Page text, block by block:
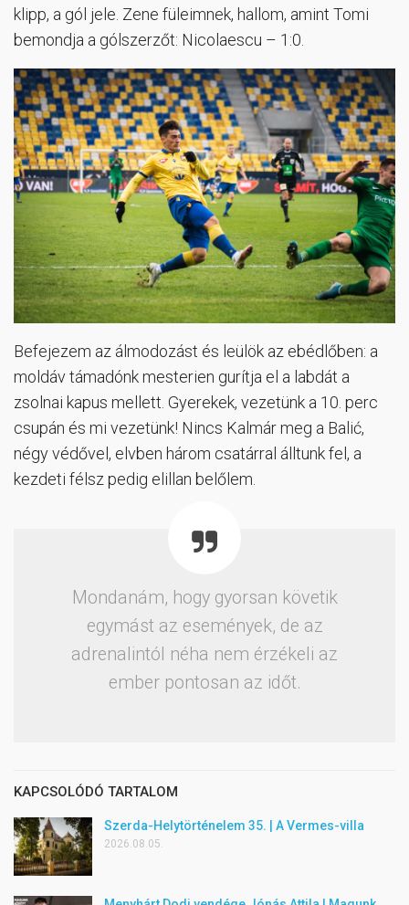
klipp, a gól jele. Zene füleimnek, hallom, amint Tomi
bemondja a gólszerzőt: Nicolaescu – 1:0.
Befejezem az álmodozást és leülök az ebédlőben: a
moldáv támadónk mesterien gurítja el a labdát a
zsolnai kapus mellett. Gyerekek, vezetünk a 10. perc
csupán és mi vezetünk! Nincs Kalmár meg a Balić,
négy védővel, elvben három csatárral álltunk fel, a
kezdeti félsz pedig elillan belőlem.
Mondanám, hogy gyorsan követik
egymást az események, de az
adrenalintól néha nem érzékeli az
ember pontosan az időt.
KAPCSOLÓDÓ TARTALOM
Szerda-Helytörténelem 35. | A Vermes-villa
2026.08.05.